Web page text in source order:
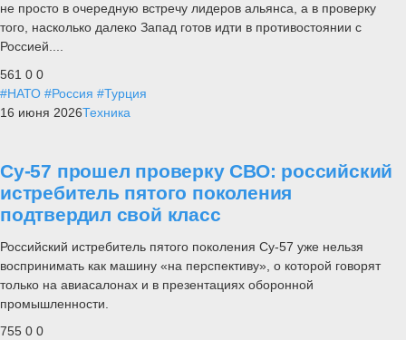
не просто в очередную встречу лидеров альянса, а в проверку
того, насколько далеко Запад готов идти в противостоянии с
Россией....
561 0 0
#НАТО #Россия #Турция
16 июня 2026Техника
Су-57 прошел проверку СВО: российский
истребитель пятого поколения
подтвердил свой класс
Российский истребитель пятого поколения Су-57 уже нельзя
воспринимать как машину «на перспективу», о которой говорят
только на авиасалонах и в презентациях оборонной
промышленности.
755 0 0